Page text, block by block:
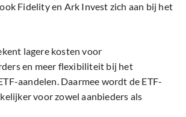
Fidelity en Ark Invest zich aan bij het
lagere kosten voor
en meer flexibiliteit bij het
aandelen. Daarmee wordt de ETF-
voor zowel aanbieders als